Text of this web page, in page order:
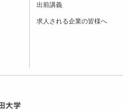
出前講義
求人される企業の皆様へ